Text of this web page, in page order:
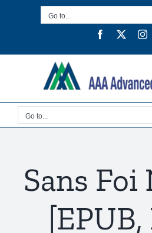
Go to...
Facebook
Twitter
Go to...
Sans Foi
[EPUB,